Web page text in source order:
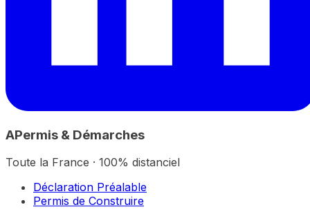
APermis & Démarches
Toute la France · 100% distanciel
Déclaration Préalable
Permis de Construire